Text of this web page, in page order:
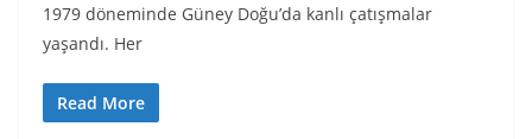
1979 döneminde Güney Doğu’da kanlı çatışmalar
yaşandı. Her
Read More